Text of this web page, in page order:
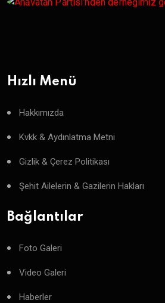
Hızlı Menü
Hakkımızda
Kvkk & Aydınlatma Metni
Gizlik & Çerez Politikası
Şehit Ailelerin & Gazilerin Hakları
Bağlantılar
Foto Galeri
Video Galeri
Haberler